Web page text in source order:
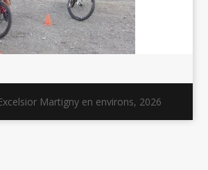
Martigny en environs, 2026